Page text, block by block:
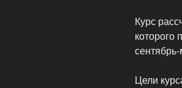
Курс
которого
Цели